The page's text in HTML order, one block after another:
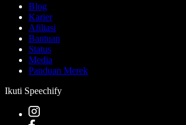
Blog
Karier
Afiliasi
Bantuan
Status
Media
Panduan Merek
Ikuti Speechify